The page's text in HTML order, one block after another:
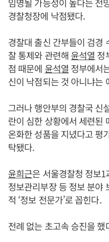
경찰청장에 낙점됐다.
경찰대 출신 간부들이 검경
찰 통제와 관련해 윤석열 정
점 때문에 윤석열 정부에서
신이 낙점되는 것 아니냐는
그러나 행안부의 경찰국 신
란이 심한 상황에서 세련된
온화한 성품을 지녔다고 평
탁됐다.
윤희근은 서울경찰청 정보1
정보관리부장 등 정보 분야
적 ‘정보 전문가’로 꼽힌다.
전례 없는 초고속 승진을 했